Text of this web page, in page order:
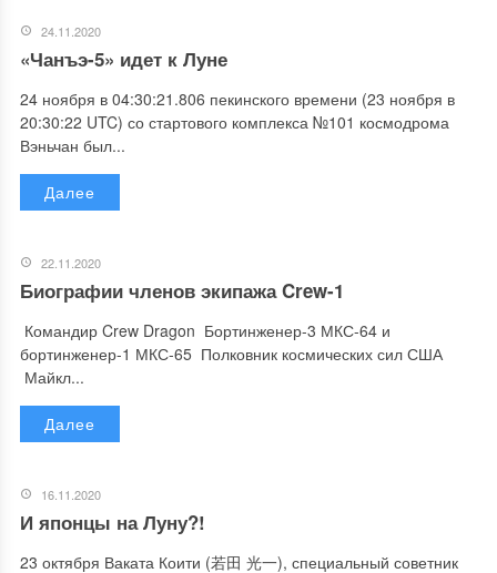
24.11.2020
«Чанъэ-5» идет к Луне
24 ноября в 04:30:21.806 пекинского времени (23 ноября в
20:30:22 UTC) со стартового комплекса №101 космодрома
Вэньчан был...
Далее
22.11.2020
Биографии членов экипажа Crew-1
Командир Crew Dragon Бортинженер-3 МКС-64 и
бортинженер-1 МКС-65 Полковник космических сил США
Майкл...
Далее
16.11.2020
И японцы на Луну?!
23 октября Ваката Коити (若田 光一), специальный советник